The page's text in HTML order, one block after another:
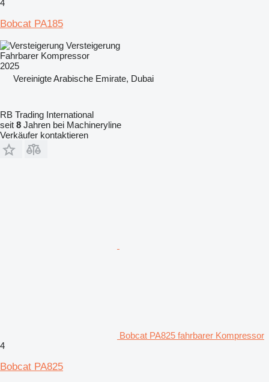
4
Bobcat PA185
Versteigerung
Fahrbarer Kompressor
2025
Vereinigte Arabische Emirate, Dubai
RB Trading International
seit 8 Jahren bei Machineryline
Verkäufer kontaktieren
Bobcat PA825 fahrbarer Kompressor
4
Bobcat PA825